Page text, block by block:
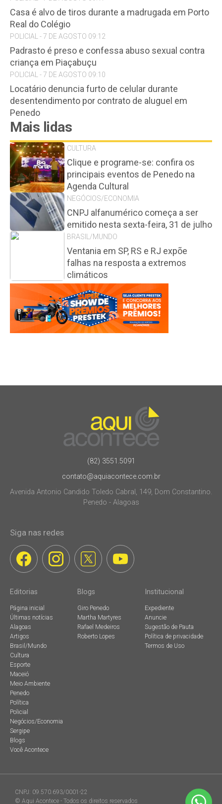
Casa é alvo de tiros durante a madrugada em Porto
Real do Colégio
POLICIAL - 7 DE AGOSTO 09:12
Padrasto é preso e confessa abuso sexual contra
criança em Piaçabuçu
POLICIAL - 7 DE AGOSTO 09:10
Locatário denuncia furto de celular durante
desentendimento por contrato de aluguel em
Penedo
Mais lidas
CULTURA
Clique e programe-se: confira os
principais eventos de Penedo na
Agenda Cultural
NEGÓCIOS/ECONOMIA
CNPJ alfanumérico começa a ser
emitido nesta sexta-feira, 31 de julho
BRASIL/MUNDO
Ventania em SP, RS e RJ expõe
falhas na resposta a extremos
climáticos
(82) 3551.5091
contato@aquiacontece.com.br
Avenida Antonio Candido Toledo Cabral, 149, Dom Constantino.
Penedo - Alagoas
Siga nas redes
Editorias
Página inicial
Últimas notícias
Alagoas
Artigos
Brasil/Mundo
Cultura
Esporte
Maceió
Meio Ambiente
Penedo
Política
Policial
Negócios/Economia
Sergipe
Blogs
Você Acontece
Blogs
Giro Penedo
Martha Martyres
Rafael Medeiros
Roberto Lopes
Institucional
Expediente
Anuncie
Sugestão de Pauta
Política de privacidade
Termos de Uso
CNPJ: 09.570.693/0001-22
© Aqui Acontece - Todos os direitos reservados